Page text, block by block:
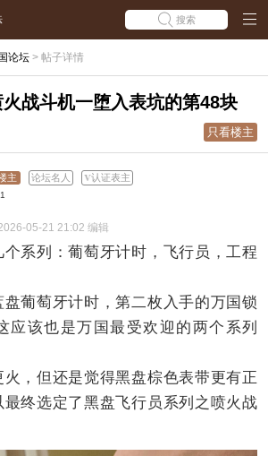
搜索
论坛 > 帖子详情
战斗机一堕入表坑的第48块
只看楼主
主 论坛名人 认证表主
05-21 21:02 编辑
系列：葡萄牙计时，飞行员，工程
葡萄牙计时，第二枚入手的万国锁
应该也是万国最受欢迎的两个系列
，但还是觉得黑盘棕色表带更有正
终选定了黑盘飞行员系列之喷火战